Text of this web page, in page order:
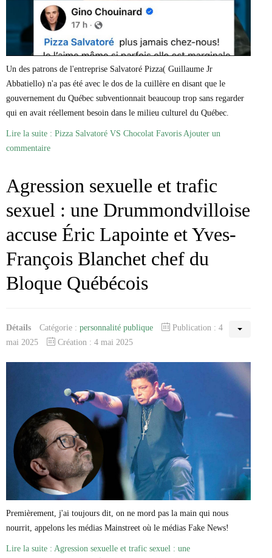
Un des patrons de l'entreprise Salvatoré Pizza( Guillaume Jr
Abbatiello) n'a pas été avec le dos de la cuillère en disant que le
gouvernement du Québec subventionnait beaucoup trop sans regarder
qui en avait réellement besoin dans le milieu culturel du Québec.
Lire la suite : Pizza Salvatoré VS Chocolat Favoris Ajouter un
commentaire
Agression sexuelle et trafic
sexuel : une Drummondvilloise
accuse Éric Lapointe et Yves-
François Blanchet chef du
Bloque Québécois
Détails Catégorie : personnalité publique
Publication : 4
mai 2025
Création : 4 mai 2025
Premièrement, j'ai toujours dit, on ne mord pas la main qui nous
nourrit, appelons les médias Mainstreet où le médias Fake News!
Lire la suite : Agression sexuelle et trafic sexuel : une